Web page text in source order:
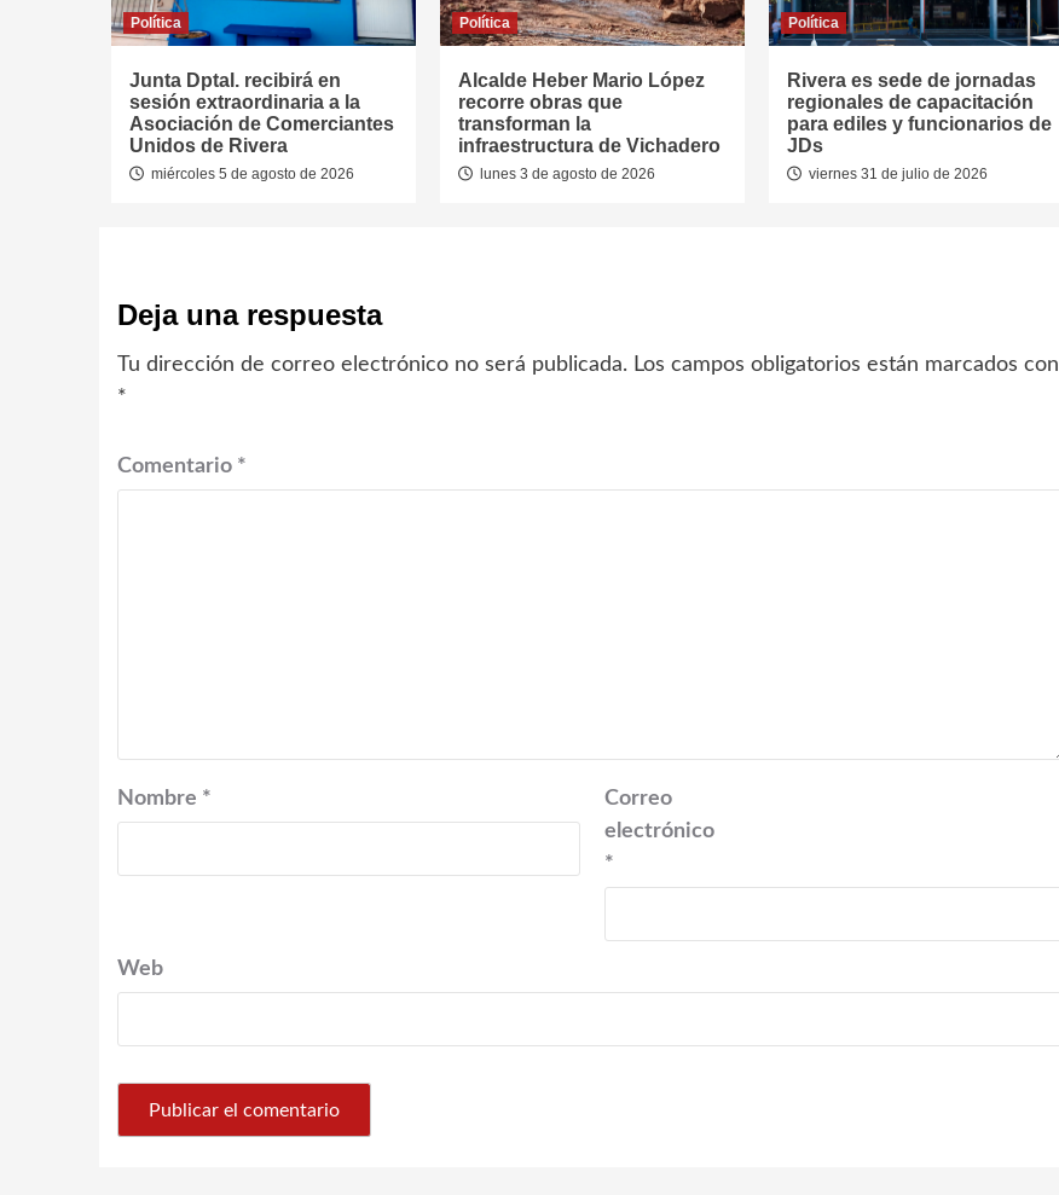
Política
Junta Dptal. recibirá en
sesión extraordinaria a la
Asociación de Comerciantes
Unidos de Rivera
miércoles 5 de agosto de 2026
Política
Alcalde Heber Mario López
recorre obras que
transforman la
infraestructura de Vichadero
lunes 3 de agosto de 2026
Política
Rivera es sede de jornadas
regionales de capacitación
para ediles y funcionarios de
JDs
viernes 31 de julio de 2026
Deja una respuesta
Tu dirección de correo electrónico no será publicada. Los campos obligatorios están marcados con
*
Comentario *
Nombre *
Correo
electrónico
*
Web